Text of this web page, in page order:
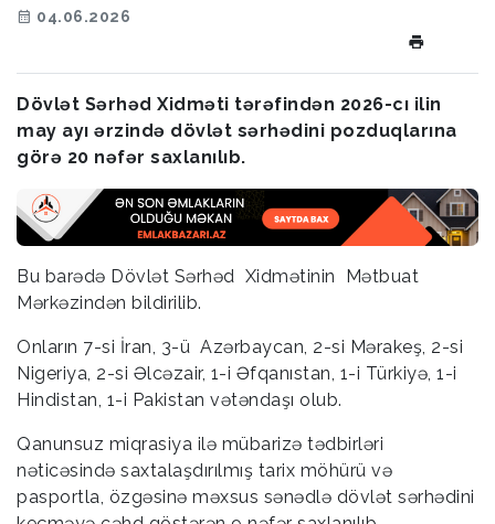
04.06.2026
Dövlət Sərhəd Xidməti tərəfindən 2026-cı ilin
may ayı ərzində dövlət sərhədini pоzduqlarına
görə 20 nəfər saxlanılıb.
Bu barədə Dövlət Sərhəd Xidmətinin Mətbuat
Mərkəzindən bildirilib.
Onların 7-si İran, 3-ü Azərbaycan, 2-si Mərakeş, 2-si
Nigeriya, 2-si Əlcəzair, 1-i Əfqanıstan, 1-i Türkiyə, 1-i
Hindistan, 1-i Pakistan vətəndaşı оlub.
Qanunsuz miqrasiya ilə mübarizə tədbirləri
nəticəsində saxtalaşdırılmış tarix möhürü və
pasportla, özgəsinə məxsus sənədlə dövlət sərhədini